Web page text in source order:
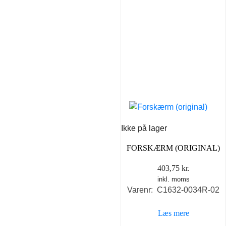
Ikke på lager
FORSKÆRM (ORIGINAL)
403,75 kr.
inkl. moms
Varenr: C1632-0034R-02
Læs mere